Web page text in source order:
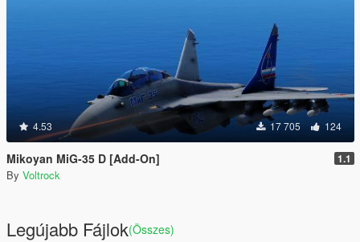
4.53 17 705 124
Mikoyan MiG-35 D [Add-On] 1.1
By Voltrock
Legújabb Fájlok(Összes)